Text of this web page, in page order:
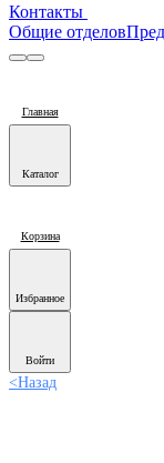
Контакты
Общие отделов
Главная
Каталог
Корзина
Избранное
Войти
<Назад